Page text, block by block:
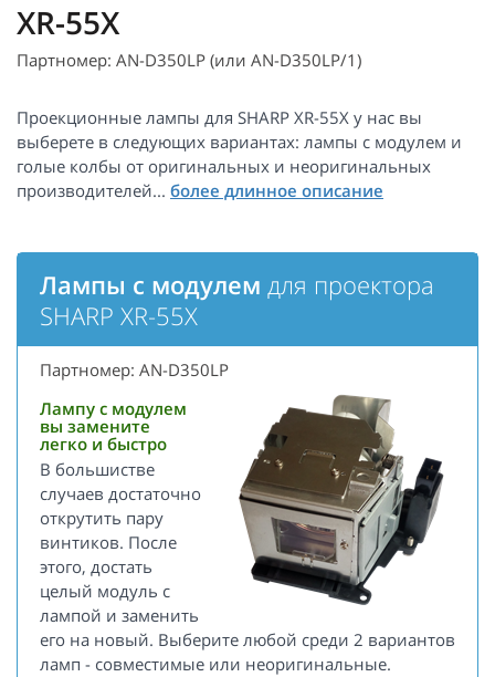
XR-55X
Партномер: AN-D350LP (или AN-D350LP/1)
Проекционные лампы для SHARP XR-55X у нас вы
выберете в следующих вариантах: лампы с модулем и
голые колбы от оригинальных и неоригинальных
производителей...
Лампы с модулем для проектора
SHARP XR-55X
Партномер: AN-D350LP
Лампу с модулем
вы замените
легко и быстро
В большистве
случаев достаточно
открутить пару
винтиков. После
этого, достать
целый модуль с
лампой и заменить
его на новый. Выберите любой среди 2 вариантов
ламп - совместимые или неоригинальные.